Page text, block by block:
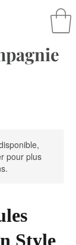
pour plus
Style